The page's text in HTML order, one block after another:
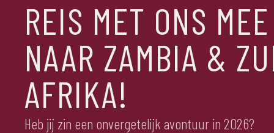
REIS MET ONS MEE
NAAR ZAMBIA &
AFRIKA!
Heb jij zin een onvergetelijk avontuur in 2026?